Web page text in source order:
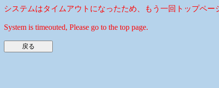
システムはタイムアウトになったため、もう一回トップペー
System is timeouted, Please go to the top page.